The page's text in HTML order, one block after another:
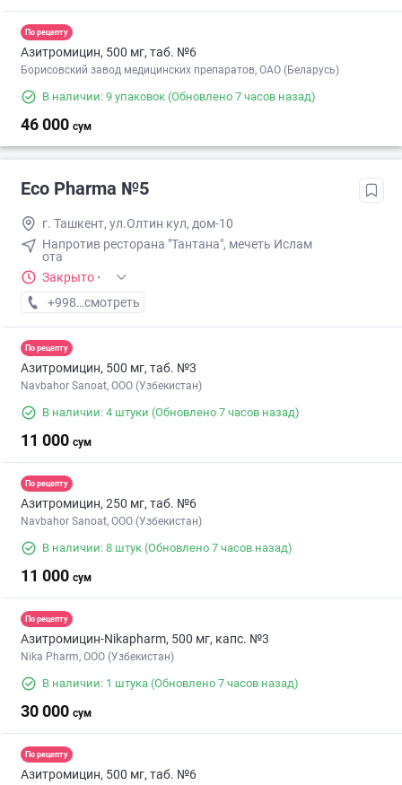
По рецепту
Азитромицин, 500 мг, таб. №6
Борисовский завод медицинских препаратов, ОАО (Беларусь)
В наличии: 9 упаковок (Обновлено 7 часов назад)
46 000 сум
Eco Pharma №5
г. Ташкент, ул.Олтин кул, дом-10
Напротив ресторана "Тантана", мечеть Ислам
ота
Закрыто ·
+998 (55) XXX-XX-XX
смотреть
По рецепту
Азитромицин, 500 мг, таб. №3
Navbahor Sanoat, ООО (Узбекистан)
В наличии: 4 штуки (Обновлено 7 часов назад)
11 000 сум
По рецепту
Азитромицин, 250 мг, таб. №6
Navbahor Sanoat, ООО (Узбекистан)
В наличии: 8 штук (Обновлено 7 часов назад)
11 000 сум
По рецепту
Азитромицин-Nikapharm, 500 мг, капс. №3
Nika Pharm, ООО (Узбекистан)
В наличии: 1 штука (Обновлено 7 часов назад)
30 000 сум
По рецепту
Азитромицин, 500 мг, таб. №6